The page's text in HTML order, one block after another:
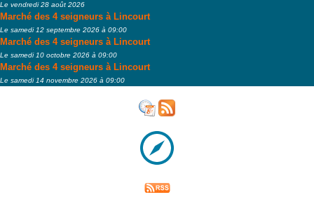
Le vendredi 28 août 2026
Marché des 4 seigneurs à Lincourt
Le samedi 12 septembre 2026 à 09:00
Marché des 4 seigneurs à Lincourt
Le samedi 10 octobre 2026 à 09:00
Marché des 4 seigneurs à Lincourt
Le samedi 14 novembre 2026 à 09:00